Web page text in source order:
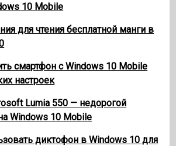
10 Mobile
для чтения бесплатной манги в
смартфон с Windows 10 Mobile
настроек
Lumia 550 — недорогой
Windows 10 Mobile
диктофон в Windows 10 для